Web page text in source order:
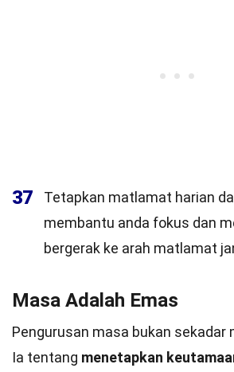
37
Tetapkan matlamat harian
membantu anda fokus dan
bergerak ke arah matlamat
Masa Adalah Emas
Pengurusan masa bukan sekadar
Ia tentang menetapkan